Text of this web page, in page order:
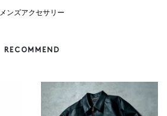
メンズアクセサリー
RECOMMEND